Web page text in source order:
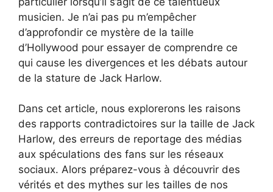
musicien. Je n’ai pas pu m’empêcher
d’approfondir ce mystère de la taille
d’Hollywood pour essayer de comprendre ce
qui cause les divergences et les débats autour
de la stature de Jack Harlow.
Dans cet article, nous explorerons les raisons
des rapports contradictoires sur la taille de Jack
Harlow, des erreurs de reportage des médias
aux spéculations des fans sur les réseaux
sociaux. Alors préparez-vous à découvrir des
vérités et des mythes sur les tailles de nos